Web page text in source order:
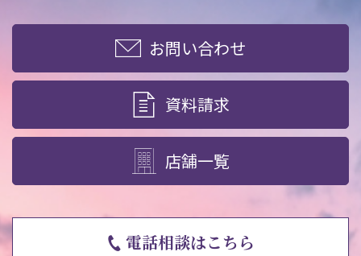
お問い合わせ
資料請求
店舗一覧
電話相談はこちら